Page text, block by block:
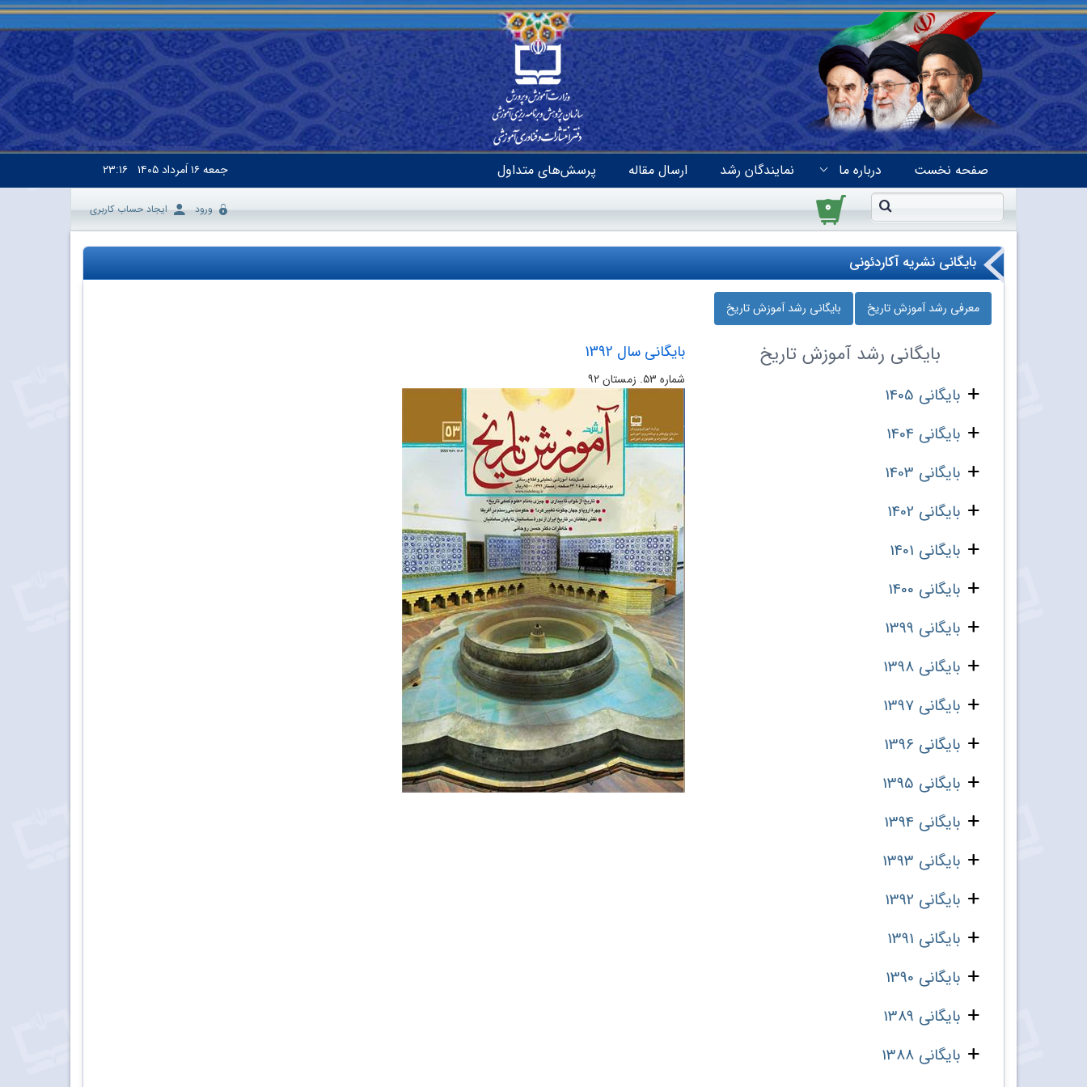
صفحه نخست درباره ما نمایندگان رشد ارسال مقاله پرسش‌های متداول جمعه۱۶ اَمرداد ۱۴۰۵ ۲۳:۱۶
۰ ورود ایجاد حساب کاربری
بایگانی نشریه آکاردئونی
معرفی رشد آموزش تاریخ بایگانی رشد آموزش تاریخ
بایگانی رشد آموزش تاریخ
بایگانی 1405
بایگانی 1404
بایگانی 1403
بایگانی 1402
بایگانی 1401
بایگانی 1400
بایگانی 1399
بایگانی 1398
بایگانی 1397
بایگانی 1396
بایگانی 1395
بایگانی 1394
بایگانی 1393
بایگانی 1392
بایگانی 1391
بایگانی 1390
بایگانی 1389
بایگانی 1388
بایگانی سال 1392
شماره ۵۳. زمستان ۹۲